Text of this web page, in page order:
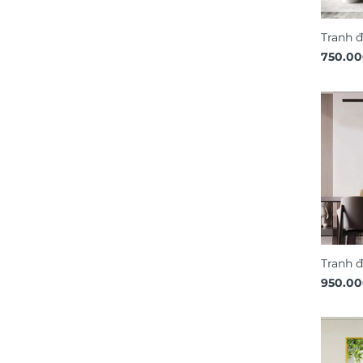
Tranh
phong
Tranh
bình